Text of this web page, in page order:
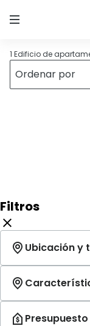
1 Edificio de
Filtros